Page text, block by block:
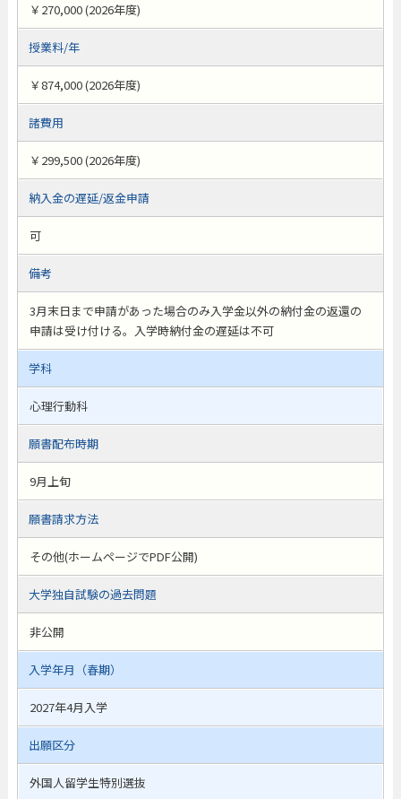
￥270,000 (2026年度)
授業料/年
￥874,000 (2026年度)
諸費用
￥299,500 (2026年度)
納入金の遅延/返金申請
可
備考
3月末日まで申請があった場合のみ入学金以外の納付金の返還の
申請は受け付ける。入学時納付金の遅延は不可
学科
心理行動科
願書配布時期
9月上旬
願書請求方法
その他(ホームページでPDF公開)
大学独自試験の過去問題
非公開
入学年月（春期）
2027年4月入学
出願区分
外国人留学生特別選抜